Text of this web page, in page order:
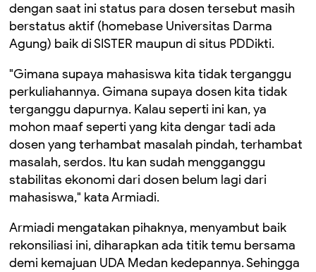
dengan saat ini status para dosen tersebut masih
berstatus aktif (homebase Universitas Darma
Agung) baik di SISTER maupun di situs PDDikti.
"Gimana supaya mahasiswa kita tidak terganggu
perkuliahannya. Gimana supaya dosen kita tidak
terganggu dapurnya. Kalau seperti ini kan, ya
mohon maaf seperti yang kita dengar tadi ada
dosen yang terhambat masalah pindah, terhambat
masalah, serdos. Itu kan sudah mengganggu
stabilitas ekonomi dari dosen belum lagi dari
mahasiswa," kata Armiadi.
Armiadi mengatakan pihaknya, menyambut baik
rekonsiliasi ini, diharapkan ada titik temu bersama
demi kemajuan UDA Medan kedepannya. Sehingga